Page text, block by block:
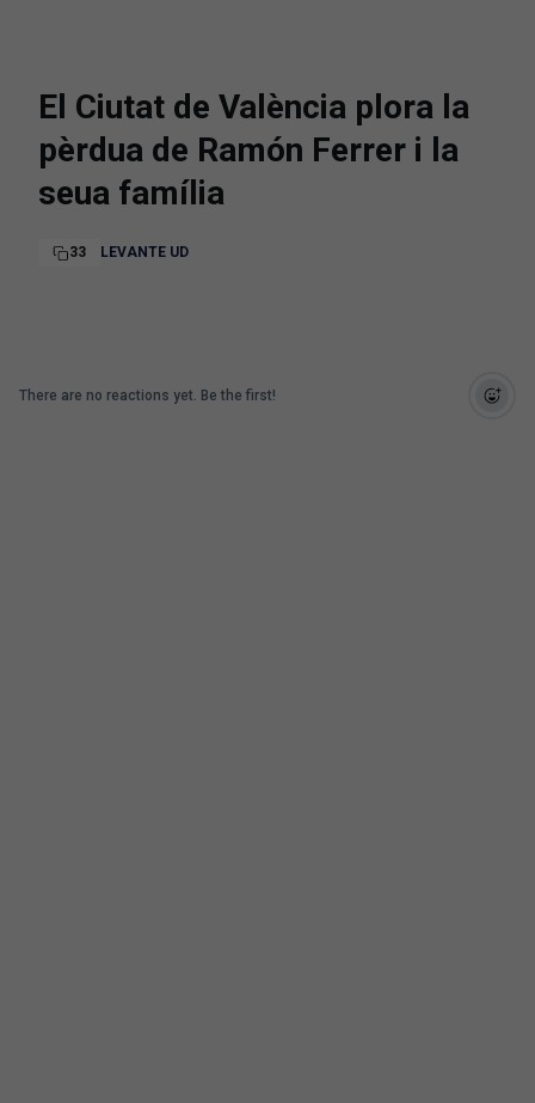
El Ciutat de València plora la
pèrdua de Ramón Ferrer i la
seua família
33 LEVANTE UD
There are no reactions yet. Be the first!